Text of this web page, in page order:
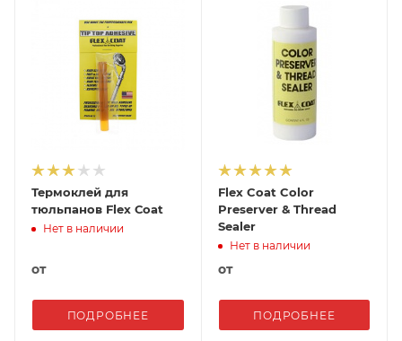
Термоклей для
тюльпанов Flex Сoat
Нет в наличии
от
ПОДРОБНЕЕ
Flex Coat Color
Preserver & Thread
Sealer
Нет в наличии
от
ПОДРОБНЕЕ